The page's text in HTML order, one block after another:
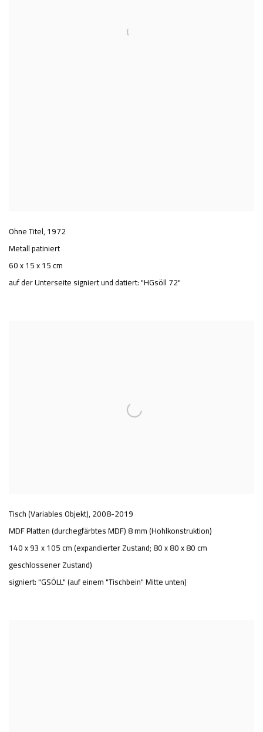
Ohne Titel,1972
Metall patiniert
60 x 15 x 15 cm
auf der Unterseite signiert und datiert: "HGsöll 72"
Tisch (Variables Objekt),2008-2019
MDF Platten (durchegfärbtes MDF) 8 mm (Hohlkonstruktion)
140 x 93 x 105 cm (expandierter Zustand; 80 x 80 x 80 cm
geschlossener Zustand)
signiert: "GSÖLL" (auf einem "Tischbein" Mitte unten)